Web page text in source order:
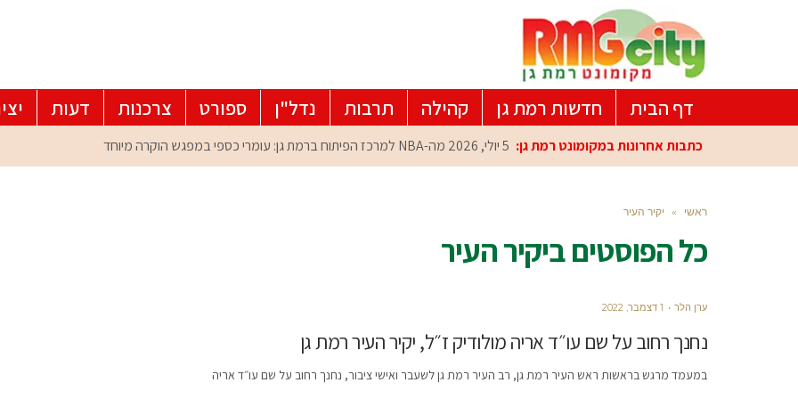
דף הבית חדשות רמת גן קהילה תרבות נדל"ן ספורט צרכנות דעות
כתבות אחרונות במקומונט רמת גן: 5 יולי, 2026 מה-NBA למרכז הפיתוח ברמת גן: עומרי כספי במפגש הוקרה מיוחד
ראשי » יקיר העיר
כל הפוסטים ביקיר העיר
ערן הלר 1 דצמבר, 2022
נחנך רחוב על שם עו״ד אריה מולודיק ז״ל, יקיר העיר רמת גן
במעמד מרגש בראשות ראש העיר רמת גן, רב העיר רמת גן לשעבר ואישי ציבור, נחנך רחוב על שם עו״ד אריה